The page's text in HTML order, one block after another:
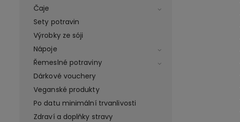
Čaje
Sety potravin
Výrobky ze sóji
Nápoje
Řemeslné potraviny
Dárkové vouchery
Veganské produkty
Po datu minimální trvanlivosti
Zdraví a doplňky stravy